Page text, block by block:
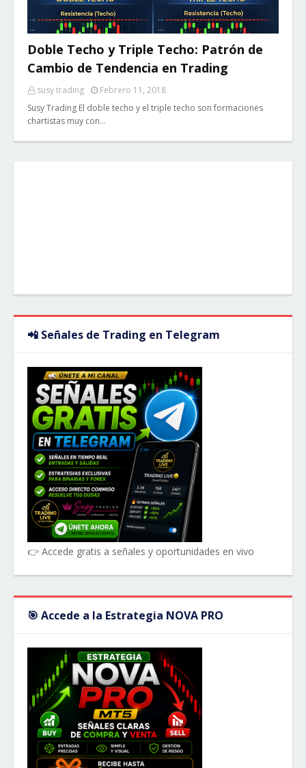
Doble Techo y Triple Techo: Patrón de
Cambio de Tendencia en Trading
susy trading
Febrero 11, 2018
Susy Trading El doble techo y el triple techo son formaciones
chartistas muy con…
📲 Señales de Trading en Telegram
👉 Accede gratis a señales y oportunidades en vivo
🎯 Accede a la Estrategia NOVA PRO